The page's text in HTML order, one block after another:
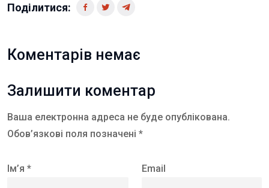
Поділитися:
Коментарів немає
Залишити коментар
Ваша електронна адреса не буде опублікована.
Обов’язкові поля позначені *
Ім’я * Email